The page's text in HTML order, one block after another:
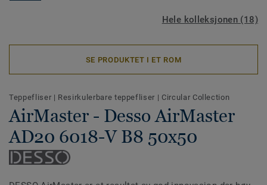
Hele kolleksjonen (18)
SE PRODUKTET I ET ROM
Teppefliser | Resirkulerbare teppefliser | Circular Collection
AirMaster - Desso AirMaster
AD20 6018-V B8 50x50